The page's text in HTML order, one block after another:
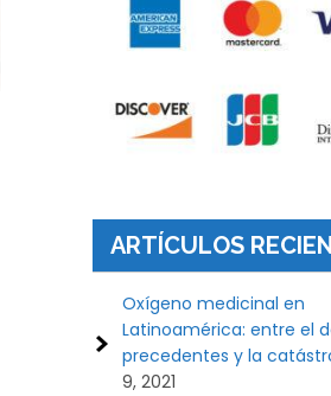
ARTÍCULOS
Oxígeno medicinal en
Latinoamérica: entre el
precedentes y la
9, 2021